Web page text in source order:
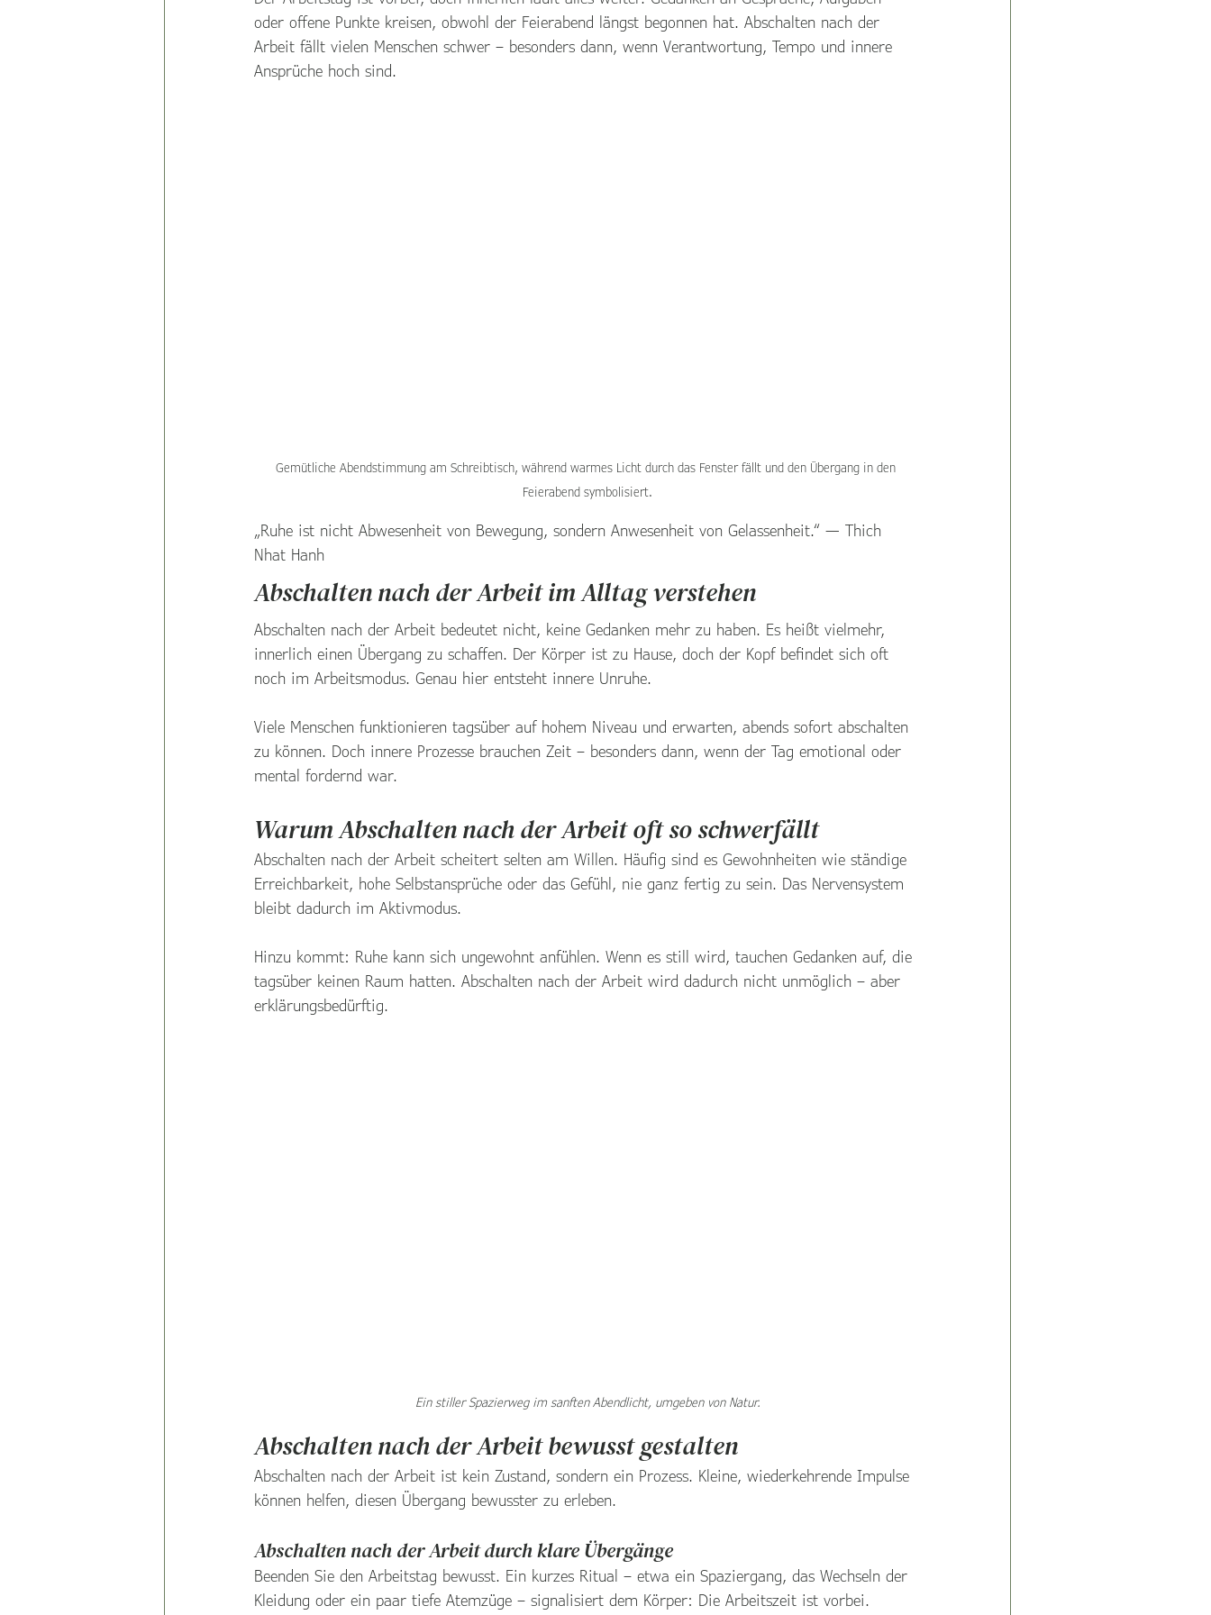
oder offene Punkte kreisen, obwohl der Feierabend längst begonnen hat. Abschalten nach der
Arbeit fällt vielen Menschen schwer – besonders dann, wenn Verantwortung, Tempo und innere
Ansprüche hoch sind.
Gemütliche Abendstimmung am Schreibtisch, während warmes Licht durch das Fenster fällt und den Übergang in den
Feierabend symbolisiert.
„Ruhe ist nicht Abwesenheit von Bewegung, sondern Anwesenheit von Gelassenheit.“ — Thich
Nhat Hanh
Abschalten nach der Arbeit im Alltag verstehen
Abschalten nach der Arbeit bedeutet nicht, keine Gedanken mehr zu haben. Es heißt vielmehr,
innerlich einen Übergang zu schaffen. Der Körper ist zu Hause, doch der Kopf befindet sich oft
noch im Arbeitsmodus. Genau hier entsteht innere Unruhe.
Viele Menschen funktionieren tagsüber auf hohem Niveau und erwarten, abends sofort abschalten
zu können. Doch innere Prozesse brauchen Zeit – besonders dann, wenn der Tag emotional oder
mental fordernd war.
Warum Abschalten nach der Arbeit oft so schwerfällt
Abschalten nach der Arbeit scheitert selten am Willen. Häufig sind es Gewohnheiten wie ständige
Erreichbarkeit, hohe Selbstansprüche oder das Gefühl, nie ganz fertig zu sein. Das Nervensystem
bleibt dadurch im Aktivmodus.
Hinzu kommt: Ruhe kann sich ungewohnt anfühlen. Wenn es still wird, tauchen Gedanken auf, die
tagsüber keinen Raum hatten. Abschalten nach der Arbeit wird dadurch nicht unmöglich – aber
erklärungsbedürftig.
Ein stiller Spazierweg im sanften Abendlicht, umgeben von Natur.
Abschalten nach der Arbeit bewusst gestalten
Abschalten nach der Arbeit ist kein Zustand, sondern ein Prozess. Kleine, wiederkehrende Impulse
können helfen, diesen Übergang bewusster zu erleben.
Abschalten nach der Arbeit durch klare Übergänge
Beenden Sie den Arbeitstag bewusst. Ein kurzes Ritual – etwa ein Spaziergang, das Wechseln der
Kleidung oder ein paar tiefe Atemzüge – signalisiert dem Körper: Die Arbeitszeit ist vorbei.